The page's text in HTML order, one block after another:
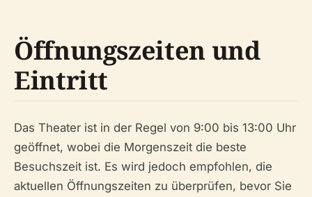
Öffnungszeiten und
Eintritt
Das Theater ist in der Regel von 9:00 bis 13:00 Uhr
geöffnet, wobei die Morgenszeit die beste
Besuchszeit ist. Es wird jedoch empfohlen, die
aktuellen Öffnungszeiten zu überprüfen, bevor Sie